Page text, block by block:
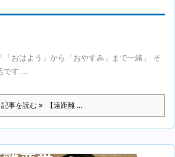
「おはよう」から「おやすみ」まで一緒」 そ
です ...
記事を読む 【遠距離 ...